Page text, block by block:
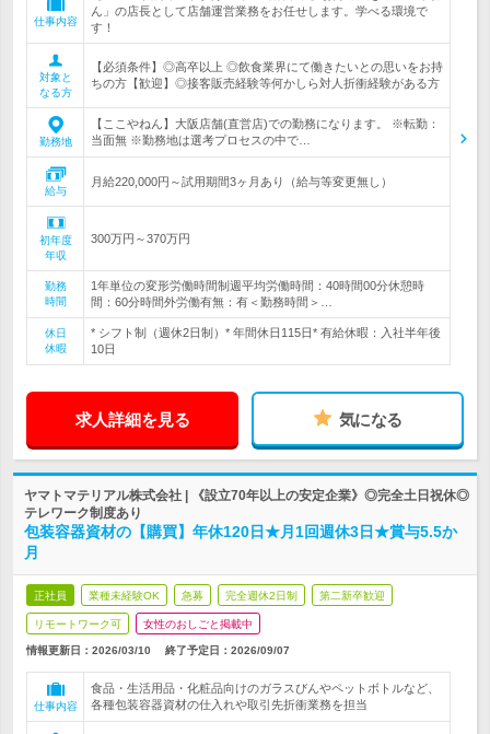
仕事内容
ん」の店長として店舗運営業務をお任せします。学べる環境で
す！
対象と
なる方
【必須条件】◎高卒以上 ◎飲食業界にて働きたいとの思いをお持
ちの方【歓迎】◎接客販売経験等何かしら対人折衝経験がある方
勤務地
【ここやねん】大阪店舗(直営店)での勤務になります。 ※転勤：
当面無 ※勤務地は選考プロセスの中で…
給与
月給220,000円～試用期間3ヶ月あり（給与等変更無し）
初年度
年収
300万円～370万円
勤務
時間
1年単位の変形労働時間制週平均労働時間：40時間00分休憩時
間：60分時間外労働有無：有＜勤務時間＞…
休日
休暇
* シフト制（週休2日制）* 年間休日115日* 有給休暇：入社半年後
10日
求人詳細を見る 気になる
ヤマトマテリアル株式会社 | 《設立70年以上の安定企業》◎完全土日祝休◎
テレワーク制度あり
包装容器資材の【購買】年休120日★月1回週休3日★賞与5.5か
月
正社員 業種未経験OK 急募 完全週休2日制 第二新卒歓迎
リモートワーク可 女性のおしごと掲載中
情報更新日：2026/03/10 終了予定日： 2026/09/07
仕事内容
食品・生活用品・化粧品向けのガラスびんやペットボトルなど、
各種包装容器資材の仕入れや取引先折衝業務を担当